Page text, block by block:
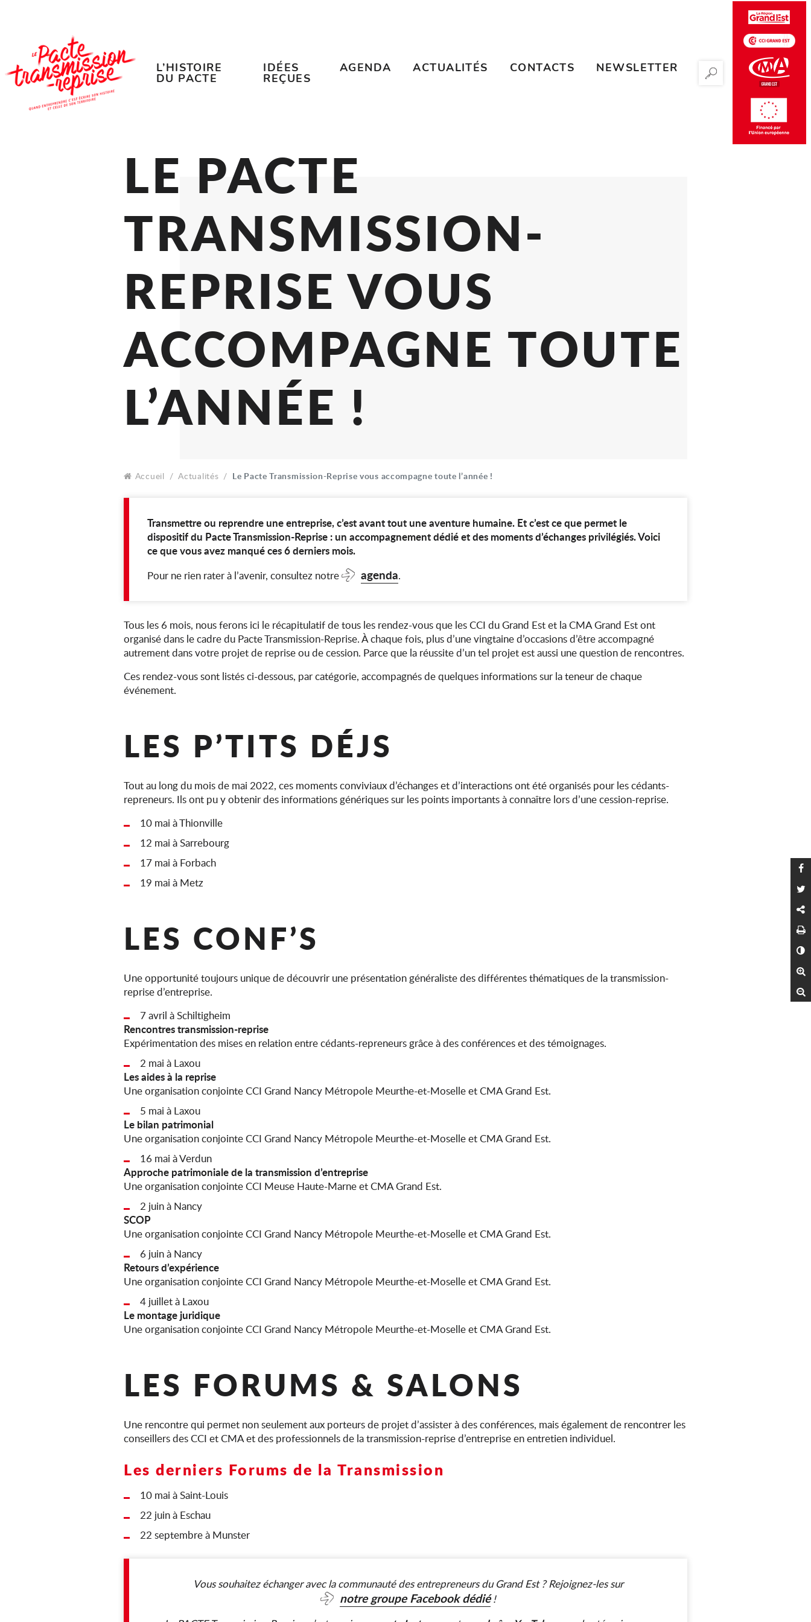
L’HISTOIRE
DU PACTE
IDÉES
REÇUES
AGENDA ACTUALITÉS CONTACTS
NEWSLETTER
RECHERCHER
LE PACTE
TRANSMISSION-
REPRISE VOUS
ACCOMPAGNE
L’ANNÉE !
Accueil Actualités Le Pacte Transmission-Reprise vous accompagne toute l’année !
Transmettre ou reprendre une entreprise, c’est avant tout une aventure humaine. Et c’est ce que permet le
dispositif du Pacte Transmission-Reprise : un accompagnement dédié et des moments d’échanges privilégiés. Voici
ce que vous avez manqué ces 6 derniers mois.
Pour ne rien rater à l’avenir, consultez notre agenda.
Tous les 6 mois, nous ferons ici le récapitulatif de tous les rendez-vous que les CCI du Grand Est et la CMA Grand Est ont
organisé dans le cadre du Pacte Transmission-Reprise. À chaque fois, plus d’une vingtaine d’occasions d’être accompagné
autrement dans votre projet de reprise ou de cession. Parce que la réussite d’un tel projet est aussi une question de rencontres.
Ces rendez-vous sont listés ci-dessous, par catégorie, accompagnés de quelques informations sur la teneur de chaque
événement.
LES P’TITS DÉJS
Tout au long du mois de mai 2022, ces moments conviviaux d’échanges et d’interactions ont été organisés pour les cédants-
repreneurs. Ils ont pu y obtenir des informations génériques sur les points importants à connaître lors d’une cession-reprise.
10 mai à Thionville
12 mai à Sarrebourg
17 mai à Forbach
19 mai à Metz
LES CONF’S
Une opportunité toujours unique de découvrir une présentation généraliste des différentes thématiques de la transmission-
reprise d’entreprise.
7 avril à Schiltigheim
Rencontres transmission-reprise
Expérimentation des mises en relation entre cédants-repreneurs grâce à des conférences et des témoignages.
2 mai à Laxou
Les aides à la reprise
Une organisation conjointe CCI Grand Nancy Métropole Meurthe-et-Moselle et CMA Grand Est.
5 mai à Laxou
Le bilan patrimonial
Une organisation conjointe CCI Grand Nancy Métropole Meurthe-et-Moselle et CMA Grand Est.
16 mai à Verdun
Approche patrimoniale de la transmission d’entreprise
Une organisation conjointe CCI Meuse Haute-Marne et CMA Grand Est.
2 juin à Nancy
SCOP
Une organisation conjointe CCI Grand Nancy Métropole Meurthe-et-Moselle et CMA Grand Est.
6 juin à Nancy
Retours d’expérience
Une organisation conjointe CCI Grand Nancy Métropole Meurthe-et-Moselle et CMA Grand Est.
4 juillet à Laxou
Le montage juridique
Une organisation conjointe CCI Grand Nancy Métropole Meurthe-et-Moselle et CMA Grand Est.
LES FORUMS & SALONS
Une rencontre qui permet non seulement aux porteurs de projet d’assister à des conférences, mais également de rencontrer les
conseillers des CCI et CMA et des professionnels de la transmission-reprise d’entreprise en entretien individuel.
Les derniers Forums de la Transmission
10 mai à Saint-Louis
22 juin à Eschau
22 septembre à Munster
Vous souhaitez échanger avec la communauté des entrepreneurs du Grand Est ? Rejoignez-les sur
notre groupe Facebook dédié!